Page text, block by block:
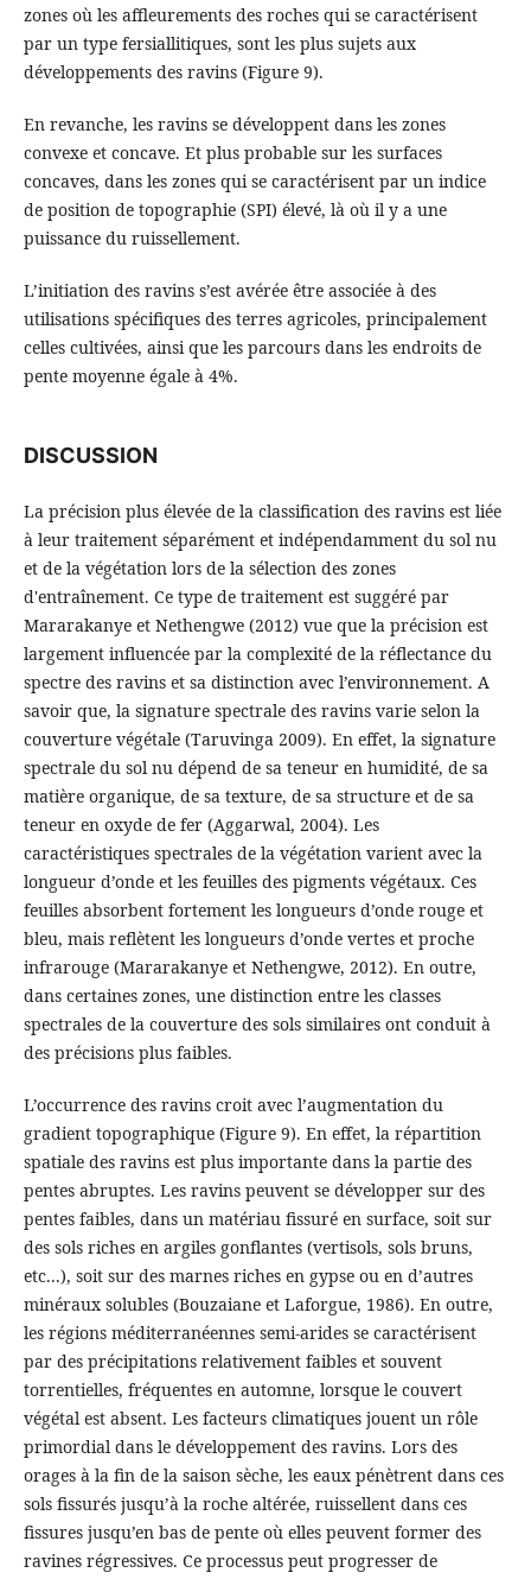
zones où les affleurements des roches qui se caractérisent
par un type fersiallitiques, sont les plus sujets aux
développements des ravins (Figure 9).
En revanche, les ravins se développent dans les zones
convexe et concave. Et plus probable sur les surfaces
concaves, dans les zones qui se caractérisent par un indice
de position de topographie (SPI) élevé, là où il y a une
puissance du ruissellement.
L’initiation des ravins s’est avérée être associée à des
utilisations spécifiques des terres agricoles, principalement
celles cultivées, ainsi que les parcours dans les endroits de
pente moyenne égale à 4%.
DISCUSSION
La précision plus élevée de la classification des ravins est liée
à leur traitement séparément et indépendamment du sol nu
et de la végétation lors de la sélection des zones
d'entraînement. Ce type de traitement est suggéré par
Mararakanye et Nethengwe (2012) vue que la précision est
largement influencée par la complexité de la réflectance du
spectre des ravins et sa distinction avec l’environnement. A
savoir que, la signature spectrale des ravins varie selon la
couverture végétale (Taruvinga 2009). En effet, la signature
spectrale du sol nu dépend de sa teneur en humidité, de sa
matière organique, de sa texture, de sa structure et de sa
teneur en oxyde de fer (Aggarwal, 2004). Les
caractéristiques spectrales de la végétation varient avec la
longueur d’onde et les feuilles des pigments végétaux. Ces
feuilles absorbent fortement les longueurs d’onde rouge et
bleu, mais reflètent les longueurs d’onde vertes et proche
infrarouge (Mararakanye et Nethengwe, 2012). En outre,
dans certaines zones, une distinction entre les classes
spectrales de la couverture des sols similaires ont conduit à
des précisions plus faibles.
L’occurrence des ravins croit avec l’augmentation du
gradient topographique (Figure 9). En effet, la répartition
spatiale des ravins est plus importante dans la partie des
pentes abruptes. Les ravins peuvent se développer sur des
pentes faibles, dans un matériau fissuré en surface, soit sur
des sols riches en argiles gonflantes (vertisols, sols bruns,
etc...), soit sur des marnes riches en gypse ou en d’autres
minéraux solubles (Bouzaiane et Laforgue, 1986). En outre,
les régions méditerranéennes semi-arides se caractérisent
par des précipitations relativement faibles et souvent
torrentielles, fréquentes en automne, lorsque le couvert
végétal est absent. Les facteurs climatiques jouent un rôle
primordial dans le développement des ravins. Lors des
orages à la fin de la saison sèche, les eaux pénètrent dans ces
sols fissurés jusqu’à la roche altérée, ruissellent dans ces
fissures jusqu’en bas de pente où elles peuvent former des
ravines régressives. Ce processus peut progresser de